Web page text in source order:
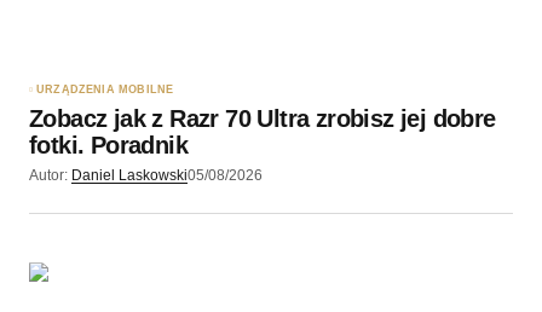
Wyślij komentarz
URZĄDZENIA MOBILNE
Zobacz jak z Razr 70 Ultra zrobisz jej dobre
fotki. Poradnik
Autor: Daniel Laskowski05/08/2026